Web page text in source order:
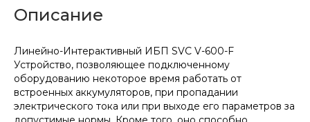
Описание
Линейно-Интерактивный ИБП SVC V-600-F
Устройство, позволяющее подключенному
оборудованию некоторое время работать от
встроенных аккумуляторов, при пропадании
электрического тока или при выходе его параметров за